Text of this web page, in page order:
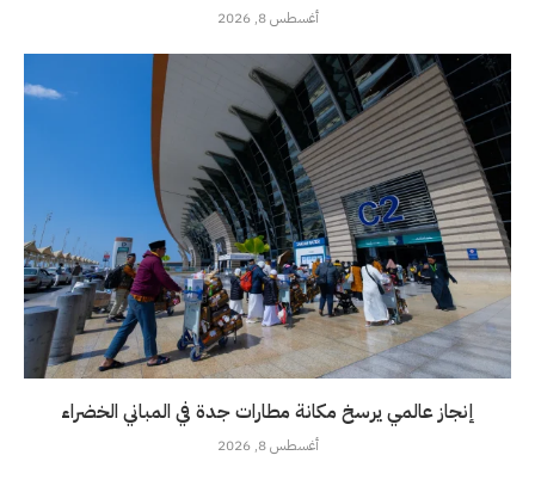
أغسطس 8, 2026
إنجاز عالمي يرسخ مكانة مطارات جدة في المباني الخضراء
أغسطس 8, 2026